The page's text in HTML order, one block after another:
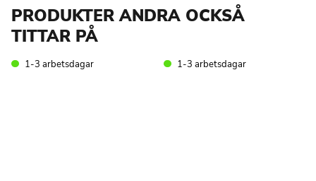
på
produktsidan
PRODUKTER ANDRA OCKSÅ
TITTAR PÅ
1-3 arbetsdagar 1-3 arbetsdagar